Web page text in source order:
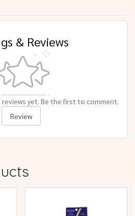
& Reviews
yet. Be the first to comment.
Review